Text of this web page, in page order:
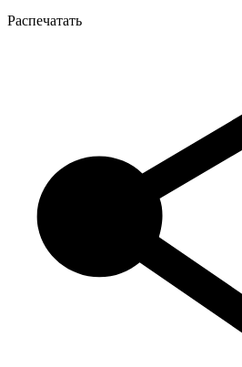
Распечатать